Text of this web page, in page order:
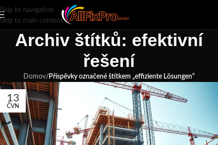
Skip to navigation
Skip to main content
Archiv štítků: efektivní
řešení
Domov/ Příspěvky označené štítkem „effiziente Lösungen“
13
ČVN